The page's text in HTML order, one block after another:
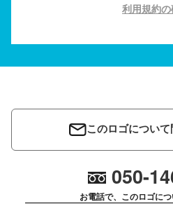
利用規約
このロゴについ
050-
お電話で、このロゴに